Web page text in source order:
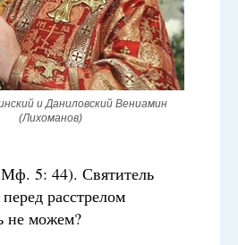
и Даниловский Вениамин
(Лихоманов)
Мф. 5: 44). Святитель
расстрелом
не можем?